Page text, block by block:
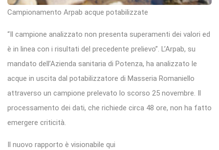
Campionamento Arpab acque potabilizzate
“Il campione analizzato non presenta superamenti dei valori ed
è in linea con i risultati del precedente prelievo”. L’Arpab, su
mandato dell’Azienda sanitaria di Potenza, ha analizzato le
acque in uscita dal potabilizzatore di Masseria Romaniello
attraverso un campione prelevato lo scorso 25 novembre. Il
processamento dei dati, che richiede circa 48 ore, non ha fatto
emergere criticità.
Il nuovo rapporto è visionabile qui